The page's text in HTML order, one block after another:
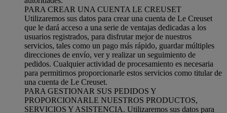
PARA CREAR UNA CUENTA LE CREUSET
Utilizaremos sus datos para crear una cuenta de Le Creuset
que le dará acceso a una serie de ventajas dedicadas a los
usuarios registrados, para disfrutar mejor de nuestros
servicios, tales como un pago más rápido, guardar múltiples
direcciones de envío, ver y realizar un seguimiento de
pedidos. Cualquier actividad de procesamiento es necesaria
para permitirnos proporcionarle estos servicios como titular de
una cuenta de Le Creuset.
PARA GESTIONAR SUS PEDIDOS Y
PROPORCIONARLE NUESTROS PRODUCTOS,
SERVICIOS Y ASISTENCIA. Utilizaremos sus datos para